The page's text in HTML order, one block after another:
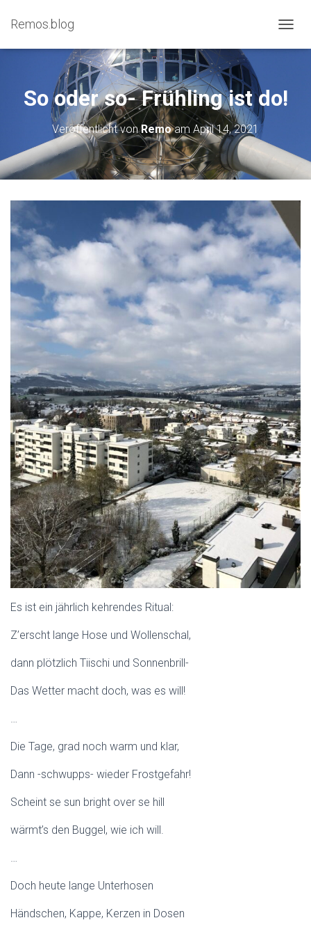
Remos.blog
A
A
N
M
A
T
N
So oder so- Frühling ist do!
Veröffentlicht vonRemoam April 14, 2021
Es ist ein jährlich kehrendes Ritual:
Z’erscht lange Hose und Wollenschal,
dann plötzlich Tiischi und Sonnenbrill-
Das Wetter macht doch, was es will!
…
Die Tage, grad noch warm und klar,
Dann -schwupps- wieder Frostgefahr!
Scheint se sun bright over se hill
wärmt’s den Buggel, wie ich will.
…
Doch heute lange Unterhosen
Händschen, Kappe, Kerzen in Dosen